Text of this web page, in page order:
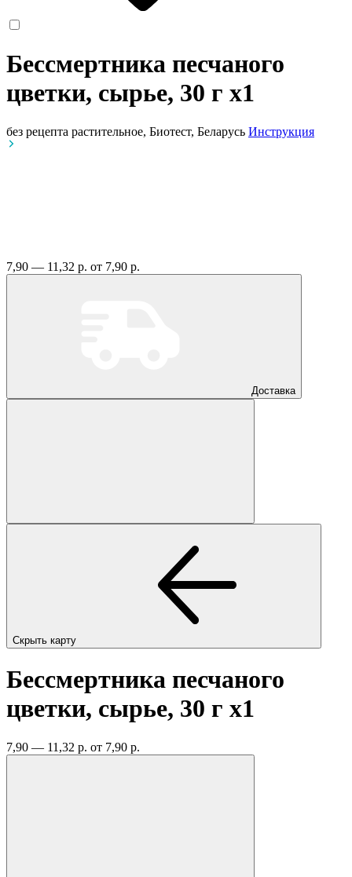
Бессмертника песчаного
цветки, сырье, 30 г x1
без рецепта растительное, Биотест, Беларусь Инструкция
7,90 — 11,32 р. от 7,90 р.
Доставка
Скрыть карту
Бессмертника песчаного
цветки, сырье, 30 г x1
7,90 — 11,32 р. от 7,90 р.